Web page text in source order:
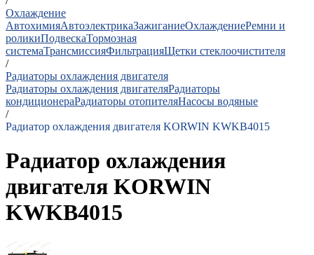
Охлаждение
АвтохимияАвтоэлектрикаЗажиганиеОхлаждениеРемни и
роликиПодвескаТормозная
системаТрансмиссияФильтрацияЩетки стеклоочистителя
/
Радиаторы охлаждения двигателя
Радиаторы охлаждения двигателяРадиаторы
кондиционераРадиаторы отопителяНасосы водяные
/
Радиатор охлаждения двигателя KORWIN KWKB4015
Радиатор охлаждения
двигателя KORWIN
KWKB4015